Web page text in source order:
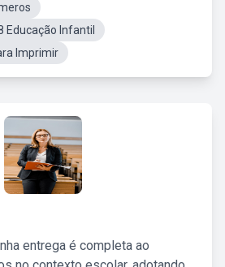
Educação Infantil
Imprimir
entrega é completa ao